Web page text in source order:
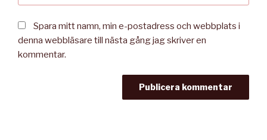
Spara mitt namn, min e-postadress och webbplats i
denna webbläsare till nästa gång jag skriver en
kommentar.